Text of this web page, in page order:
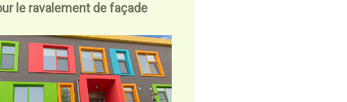
le ravalement de façade